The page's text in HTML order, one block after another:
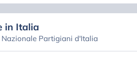
in Italia
Partigiani d'Italia